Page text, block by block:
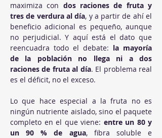
maximiza con dos raciones de fruta y
tres de verdura al día, y a partir de ahí el
beneficio adicional es pequeño, aunque
no perjudicial. Y aquí está el dato que
reencuadra todo el debate: la mayoría
de la población no llega ni a dos
raciones de fruta al día. El problema real
es el déficit, no el exceso.
Lo que hace especial a la fruta no es
ningún nutriente aislado, sino el paquete
completo en el que viene: entre un 80 y
un 90 % de agua, fibra soluble e